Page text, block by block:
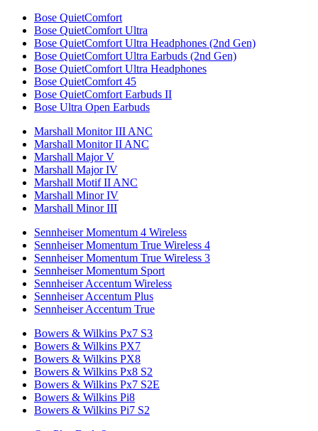
Bose QuietComfort
Bose QuietComfort Ultra
Bose QuietComfort Ultra Headphones (2nd Gen)
Bose QuietComfort Ultra Earbuds (2nd Gen)
Bose QuietComfort Ultra Headphones
Bose QuietComfort 45
Bose QuietComfort Earbuds II
Bose Ultra Open Earbuds
Marshall Monitor III ANC
Marshall Monitor II ANC
Marshall Major V
Marshall Major IV
Marshall Motif II ANC
Marshall Minor IV
Marshall Minor III
Sennheiser Momentum 4 Wireless
Sennheiser Momentum True Wireless 4
Sennheiser Momentum True Wireless 3
Sennheiser Momentum Sport
Sennheiser Accentum Wireless
Sennheiser Accentum Plus
Sennheiser Accentum True
Bowers & Wilkins Px7 S3
Bowers & Wilkins PX7
Bowers & Wilkins PX8
Bowers & Wilkins Px8 S2
Bowers & Wilkins Px7 S2E
Bowers & Wilkins Pi8
Bowers & Wilkins Pi7 S2